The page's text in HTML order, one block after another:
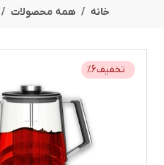
خانه همه محصولات
تخفیف %6